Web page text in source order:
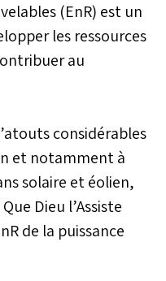
renforcées.
Nador West
un rôle
le cadre du
de
Baraka et
Alaoui.
(EnR) est un
les ressources
au
considérables
et notamment à
solaire et éolien,
Dieu l’Assiste
de la puissance